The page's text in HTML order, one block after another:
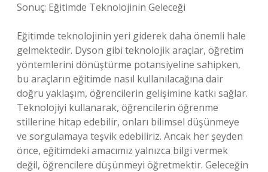
Sonuç: Eğitimde Teknolojinin Geleceği
Eğitimde teknolojinin yeri giderek daha önemli hale
gelmektedir. Dyson gibi teknolojik araçlar, öğretim
yöntemlerini dönüştürme potansiyeline sahipken,
bu araçların eğitimde nasıl kullanılacağına dair
doğru yaklaşım, öğrencilerin gelişimine katkı sağlar.
Teknolojiyi kullanarak, öğrencilerin öğrenme
stillerine hitap edebilir, onları bilimsel düşünmeye
ve sorgulamaya teşvik edebiliriz. Ancak her şeyden
önce, eğitimdeki amacımız yalnızca bilgi vermek
değil, öğrencilere düşünmeyi öğretmektir. Geleceğin